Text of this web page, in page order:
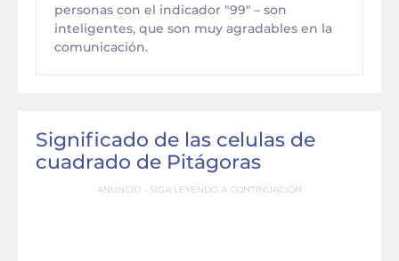
personas con el indicador "99" – son
inteligentes, que son muy agradables en la
comunicación.
Significado de las celulas de
cuadrado de Pitágoras
ANUNCIO - SIGA LEYENDO A CONTINUACIÓN